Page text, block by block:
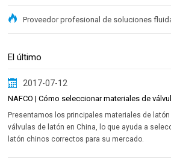
Proveedor profesional de soluciones
El último
2017-07-12
NAFCO | Cómo seleccionar materiales de
Presentamos los principales materiales de
válvulas de latón en China, lo que ayuda a
latón chinos correctos para su mercado.